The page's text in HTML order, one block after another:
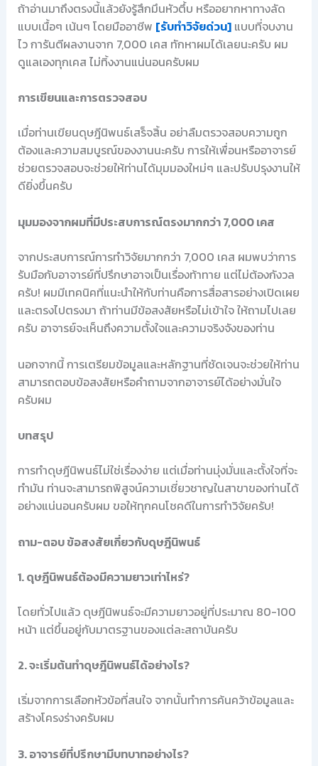
ถ้าอ่านมาถึงตรงนี้แล้วยังรู้สึกมึนหัวตึ้บ หรืออยากหาทางลัด
แบบเนื้อๆ เน้นๆ โดยมืออาชีพ [รับทำวิจัยด่วน]แบบที่จบงาน
ไว การันตีผลงานจาก 7,000 เคส ทักหาผมได้เลยนะครับ ผม
ดูแลเองทุกเคส ไม่ทิ้งงานแน่นอนครับผม
การเขียนและการตรวจสอบ
เมื่อท่านเขียนดุษฎีนิพนธ์เสร็จสิ้น อย่าลืมตรวจสอบความถูก
ต้องและความสมบูรณ์ของงานนะครับ การให้เพื่อนหรืออาจารย์
ช่วยตรวจสอบจะช่วยให้ท่านได้มุมมองใหม่ๆ และปรับปรุงงานให้
ดียิ่งขึ้นครับ
มุมมองจากผมที่มีประสบการณ์ตรงมากกว่า 7,000 เคส
จากประสบการณ์การทำวิจัยมากกว่า 7,000 เคส ผมพบว่าการ
รับมือกับอาจารย์ที่ปรึกษาอาจเป็นเรื่องท้าทาย แต่ไม่ต้องกังวล
ครับ! ผมมีเทคนิคที่แนะนำให้กับท่านคือการสื่อสารอย่างเปิดเผย
และตรงไปตรงมา ถ้าท่านมีข้อสงสัยหรือไม่เข้าใจ ให้ถามไปเลย
ครับ อาจารย์จะเห็นถึงความตั้งใจและความจริงจังของท่าน
นอกจากนี้ การเตรียมข้อมูลและหลักฐานที่ชัดเจนจะช่วยให้ท่าน
สามารถตอบข้อสงสัยหรือคำถามจากอาจารย์ได้อย่างมั่นใจ
ครับผม
บทสรุป
การทำดุษฎีนิพนธ์ไม่ใช่เรื่องง่าย แต่เมื่อท่านมุ่งมั่นและตั้งใจที่จะ
ทำมัน ท่านจะสามารถพิสูจน์ความเชี่ยวชาญในสาขาของท่านได้
อย่างแน่นอนครับผม ขอให้ทุกคนโชคดีในการทำวิจัยครับ!
ถาม-ตอบ ข้อสงสัยเกี่ยวกับดุษฎีนิพนธ์
1. ดุษฎีนิพนธ์ต้องมีความยาวเท่าไหร่?
โดยทั่วไปแล้ว ดุษฎีนิพนธ์จะมีความยาวอยู่ที่ประมาณ 80-100
หน้า แต่ขึ้นอยู่กับมาตรฐานของแต่ละสถาบันครับ
2. จะเริ่มต้นทำดุษฎีนิพนธ์ได้อย่างไร?
เริ่มจากการเลือกหัวข้อที่สนใจ จากนั้นทำการค้นคว้าข้อมูลและ
สร้างโครงร่างครับผม
3. อาจารย์ที่ปรึกษามีบทบาทอย่างไร?